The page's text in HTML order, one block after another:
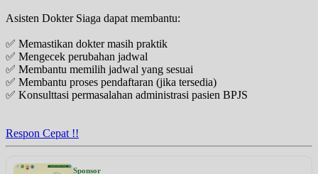
Jam 13:00 - 14:00
EKSEKUTIF
Rabu, 12/08/2026
Jam 14:00 - 17:00
BPJS
Kamis, 13/08/2026
Jam 13:00 - 14:00
Asisten Dokter Siaga dapat membantu:
✅ Memastikan dokter masih praktik
✅ Mengecek perubahan jadwal
✅ Membantu memilih jadwal yang sesuai
✅ Membantu proses pendaftaran (jika tersedia)
✅ Konsulttasi permasalahan administrasi pasien BPJS
Respon Cepat !!
Sponsor